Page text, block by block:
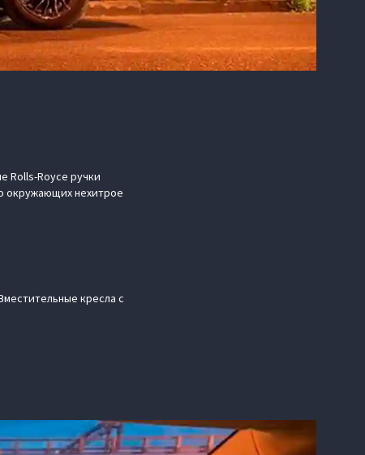
Rolls-Royce ручки
окружающих нехитрое
кресла с